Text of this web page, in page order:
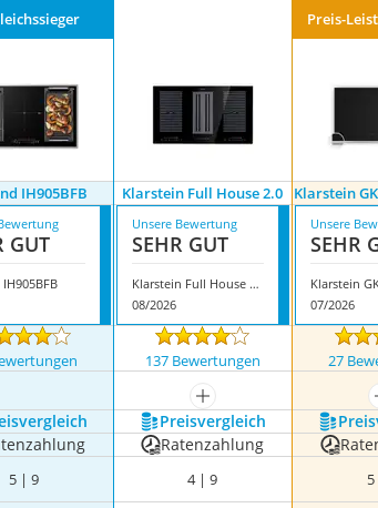
Preis-
IH905BFB Klarstein Full House 2.0 Klarstein
GUT
Unsere Bewertung
SEHR GUT
Klarstein Full House 2.0
08/2026
Unsere
SEHR
07/2026
137 Bewertungen 27
mehr anzeigen
Preis­vergleich
Ratenzahlung
5 | 9 4 | 9